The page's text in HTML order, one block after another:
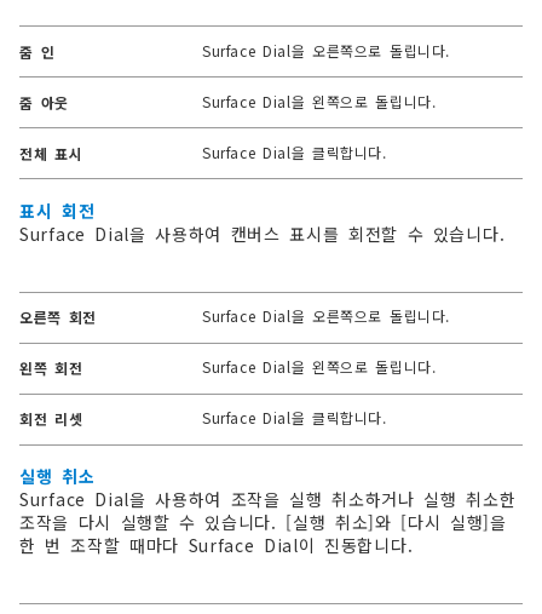
줌 인 Surface Dial을 오른쪽으로 돌립니다.
줌 아웃 Surface Dial을 왼쪽으로 돌립니다.
전체 표시 Surface Dial을 클릭합니다.
표시 회전
Surface Dial을 사용하여 캔버스 표시를 회전할 수 있습니다.
오른쪽 회전 Surface Dial을 오른쪽으로 돌립니다.
왼쪽 회전 Surface Dial을 왼쪽으로 돌립니다.
회전 리셋 Surface Dial을 클릭합니다.
실행 취소
Surface Dial을 사용하여 조작을 실행 취소하거나 실행 취소한
조작을 다시 실행할 수 있습니다. [실행 취소]와 [다시 실행]을
한 번 조작할 때마다 Surface Dial이 진동합니다.